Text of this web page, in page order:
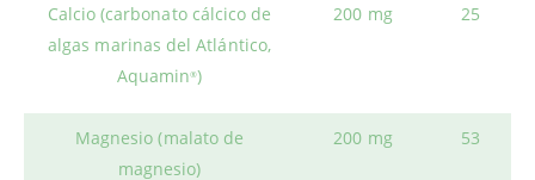
Calcio (carbonato cálcico de
algas marinas del Atlántico,
Aquamin®)
200 mg 25
Magnesio (malato de
magnesio)
200 mg 53